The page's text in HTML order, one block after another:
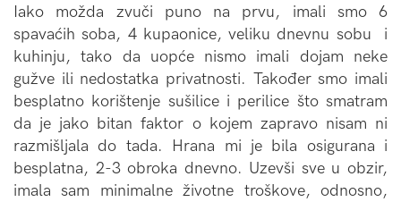
Iako možda zvuči puno na prvu, imali smo 6
spavaćih soba, 4 kupaonice, veliku dnevnu sobu i
kuhinju, tako da uopće nismo imali dojam neke
gužve ili nedostatka privatnosti. Također smo imali
besplatno korištenje sušilice i perilice što smatram
da je jako bitan faktor o kojem zapravo nisam ni
razmišljala do tada. Hrana mi je bila osigurana i
besplatna, 2-3 obroka dnevno. Uzevši sve u obzir,
imala sam minimalne životne troškove, odnosno,